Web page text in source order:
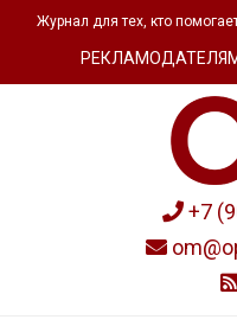
Журнал для тех, кто
+7